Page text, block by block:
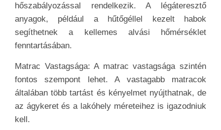
hőszabályozással rendelkezik. A légáteresztő
anyagok, például a hűtőgéllel kezelt habok
segíthetnek a kellemes alvási hőmérséklet
fenntartásában.
Matrac Vastagsága: A matrac vastagsága szintén
fontos szempont lehet. A vastagabb matracok
általában több tartást és kényelmet nyújthatnak, de
az ágykeret és a lakóhely méreteihez is igazodniuk
kell.